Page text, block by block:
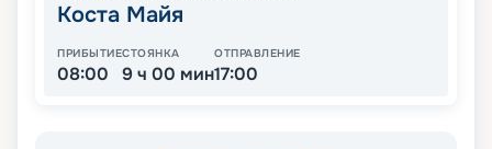
Коста Майя
ПРИБЫТИЕ
08:00
СТОЯНКА
9 ч 00 мин
ОТПРАВЛЕНИЕ
17:00